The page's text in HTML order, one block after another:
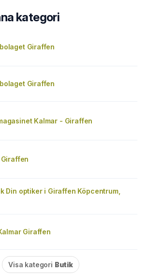
kategori
Giraffen
Giraffen
Kalmar - Giraffen
Din optiker i Giraffen Köpcentrum,
Giraffen
Visa kategori Butik